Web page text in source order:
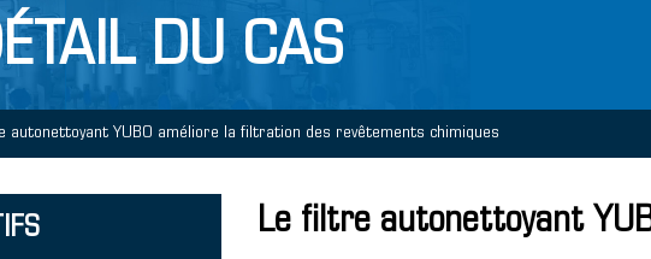
DU CAS
autonettoyant YUBO améliore la filtration des revêtements chimiques
Le filtre autonettoyant